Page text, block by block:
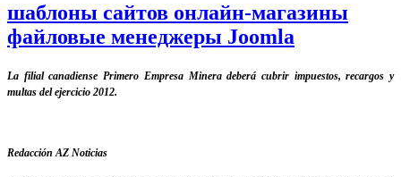
шаблоны сайтов онлайн-магазины
файловые менеджеры Joomla
La filial canadiense Primero Empresa Minera deberá cubrir impuestos, recargos y
multas del ejercicio 2012.
Redacción AZ Noticias